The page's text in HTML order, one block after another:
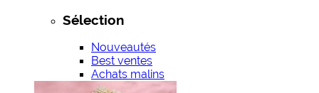
Sélection
Nouveautés
Best ventes
Achats malins